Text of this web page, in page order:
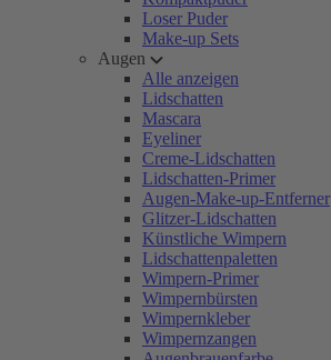
Loser Puder
Make-up Sets
Augen
Alle anzeigen
Lidschatten
Mascara
Eyeliner
Creme-Lidschatten
Lidschatten-Primer
Augen-Make-up-Entferner
Glitzer-Lidschatten
Künstliche Wimpern
Lidschattenpaletten
Wimpern-Primer
Wimpernbürsten
Wimpernkleber
Wimpernzangen